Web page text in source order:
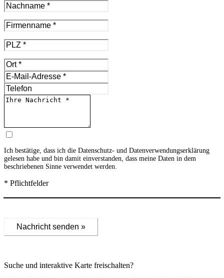
Ich bestätige, dass ich die Datenschutz- und Datenverwendungserklärung
gelesen habe und bin damit einverstanden, dass meine Daten in dem
beschriebenen Sinne verwendet werden.
* Pflichtfelder
Nachricht senden »
Suche und interaktive Karte freischalten?